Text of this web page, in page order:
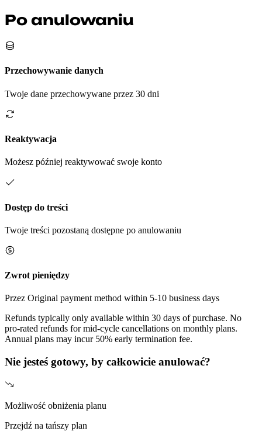
Po anulowaniu
Przechowywanie danych
Twoje dane przechowywane przez 30 dni
Reaktywacja
Możesz później reaktywować swoje konto
Dostęp do treści
Twoje treści pozostaną dostępne po anulowaniu
Zwrot pieniędzy
Przez Original payment method within 5-10 business days
Refunds typically only available within 30 days of purchase. No
pro-rated refunds for mid-cycle cancellations on monthly plans.
Annual plans may incur 50% early termination fee.
Nie jesteś gotowy, by całkowicie anulować?
Możliwość obniżenia planu
Przejdź na tańszy plan